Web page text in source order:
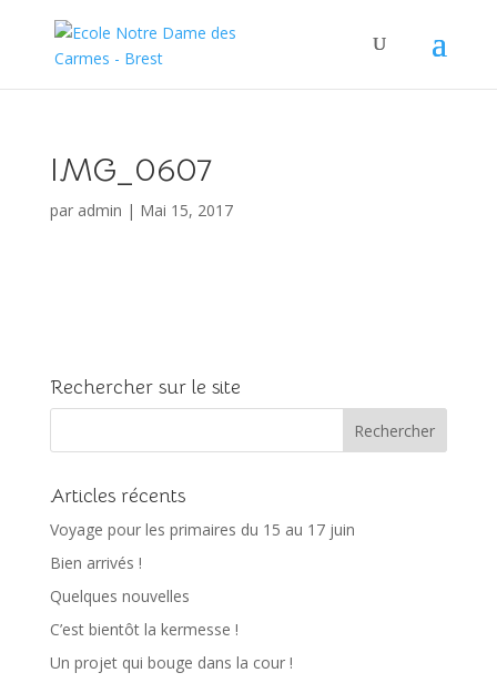
IMG_0607
par admin | Mai 15, 2017
Rechercher sur le site
Articles récents
Voyage pour les primaires du 15 au 17 juin
Bien arrivés !
Quelques nouvelles
C’est bientôt la kermesse !
Un projet qui bouge dans la cour !